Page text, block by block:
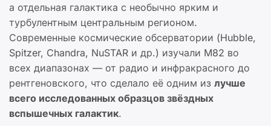
а отдельная галактика с необычно ярким и
турбулентным центральным регионом.
Современные космические обсерватории (Hubble,
Spitzer, Chandra, NuSTAR и др.) изучали M82 во
всех диапазонах — от радио и инфракрасного до
рентгеновского, что сделало её одним из лучше
всего исследованных образцов звёздных
вспышечных галактик.